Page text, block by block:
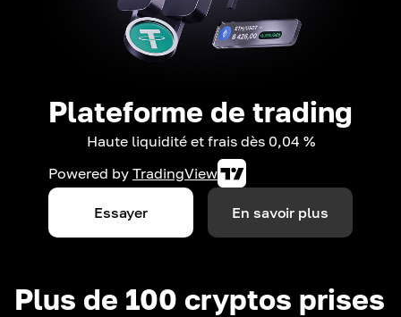
Plateforme de trading
Haute liquidité et frais dès 0,04 %
Powered by TradingView
Essayer En savoir plus
Plus de 100 cryptos prises